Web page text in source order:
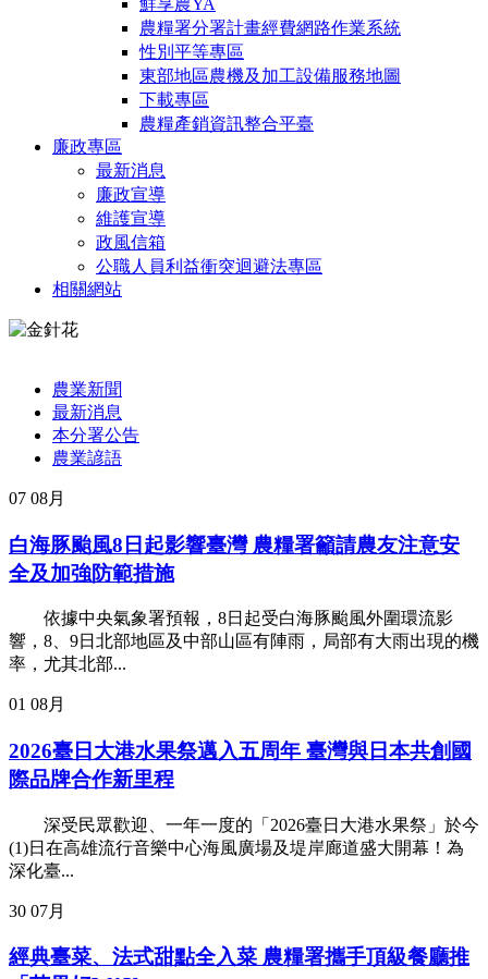
農糧署分署計畫經費網路作業系統
性別平等專區
東部地區農機及加工設備服務地圖
下載專區
農糧產銷資訊整合平臺
廉政專區
最新消息
廉政宣導
維護宣導
政風信箱
公職人員利益衝突迴避法專區
相關網站
農業新聞
最新消息
本分署公告
農業諺語
07 08月
白海豚颱風8日起影響臺灣 農糧署籲請農友注意安
全及加強防範措施
依據中央氣象署預報，8日起受白海豚颱風外圍環流影
響，8、9日北部地區及中部山區有陣雨，局部有大雨出現的機
率，尤其北部...
01 08月
2026臺日大港水果祭邁入五周年 臺灣與日本共創國
際品牌合作新里程
深受民眾歡迎、一年一度的「2026臺日大港水果祭」於今
(1)日在高雄流行音樂中心海風廣場及堤岸廊道盛大開幕！為
深化臺...
30 07月
經典臺菜、法式甜點全入菜 農糧署攜手頂級餐廳推